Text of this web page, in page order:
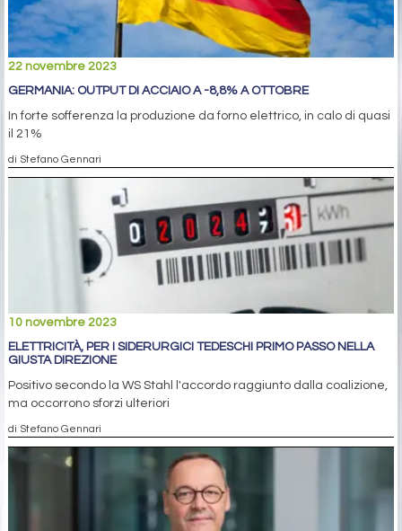
22 novembre 2023
GERMANIA: OUTPUT DI ACCIAIO A -8,8% A OTTOBRE
In forte sofferenza la produzione da forno elettrico, in calo di quasi
il 21%
di Stefano Gennari
10 novembre 2023
ELETTRICITÀ, PER I SIDERURGICI TEDESCHI PRIMO PASSO NELLA
GIUSTA DIREZIONE
Positivo secondo la WS Stahl l'accordo raggiunto dalla coalizione,
ma occorrono sforzi ulteriori
di Stefano Gennari